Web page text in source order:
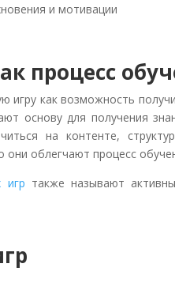
и мотивации
процесс
игру как возможность
основу для получения
на контенте,
облегчают процесс
игр также называют